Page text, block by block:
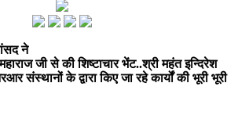
ने
जी से की शिष्टाचार भेंट..श्री महंत इन्दिरेश
संस्थानों के द्वारा किए जा रहे कार्यों की भूरी भूरी